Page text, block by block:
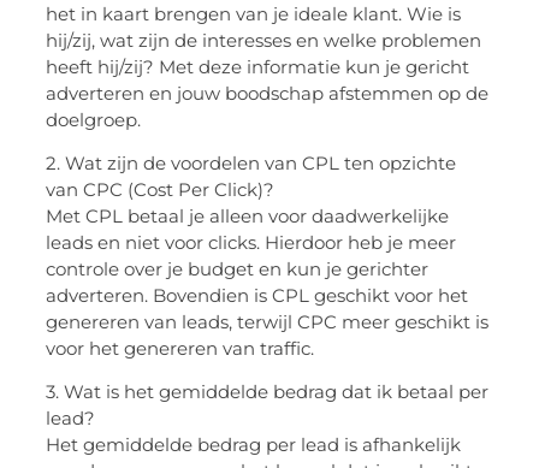
het in kaart brengen van je ideale klant. Wie is
hij/zij, wat zijn de interesses en welke problemen
heeft hij/zij? Met deze informatie kun je gericht
adverteren en jouw boodschap afstemmen op de
doelgroep.
2. Wat zijn de voordelen van CPL ten opzichte
van CPC (Cost Per Click)?
Met CPL betaal je alleen voor daadwerkelijke
leads en niet voor clicks. Hierdoor heb je meer
controle over je budget en kun je gerichter
adverteren. Bovendien is CPL geschikt voor het
genereren van leads, terwijl CPC meer geschikt is
voor het genereren van traffic.
3. Wat is het gemiddelde bedrag dat ik betaal per
lead?
Het gemiddelde bedrag per lead is afhankelijk